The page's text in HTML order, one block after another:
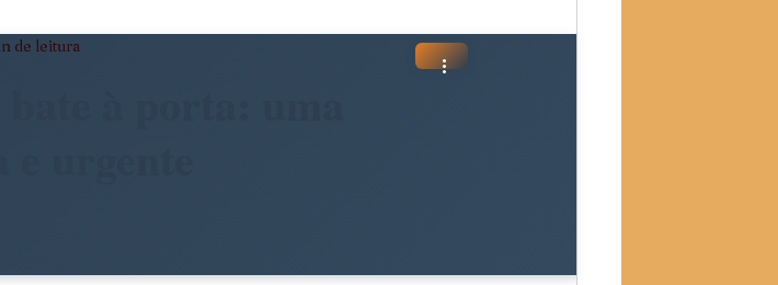
Calendário Editorial
de leitura